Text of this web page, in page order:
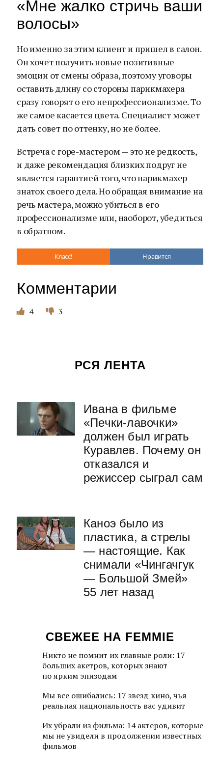
«Мне жалко стричь ваши
волосы»
Но именно за этим клиент и пришел в салон.
Он хочет получить новые позитивные
эмоции от смены образа, поэтому уговоры
оставить длину со стороны парикмахера
сразу говорят о его непрофессионализме. То
же самое касается цвета. Специалист может
дать совет по оттенку, но не более.
Встреча с горе-мастером — это не редкость,
и даже рекомендация близких подруг не
является гарантией того, что парикмахер —
знаток своего дела. Но обращая внимание на
речь мастера, можно убиться в его
профессионализме или, наоборот, убедиться
в обратном.
Класс! Нравится
Комментарии
4 3
РСЯ ЛЕНТА
Ивана в фильме
«Печки-лавочки»
должен был играть
Куравлев. Почему он
отказался и
режиссер сыграл сам
Каноэ было из
пластика, а стрелы
— настоящие. Как
снимали «Чингачгук
— Большой Змей»
55 лет назад
СВЕЖЕЕ НА FEMMIE
Никто не помнит их главные роли: 17
больших акетров, которых знают
по ярким эпизодам
Мы все ошибались: 17 звезд кино, чья
реальная национальность вас удивит
Их убрали из фильма: 14 актеров, которые
мы не увидели в продолжении известных
фильмов